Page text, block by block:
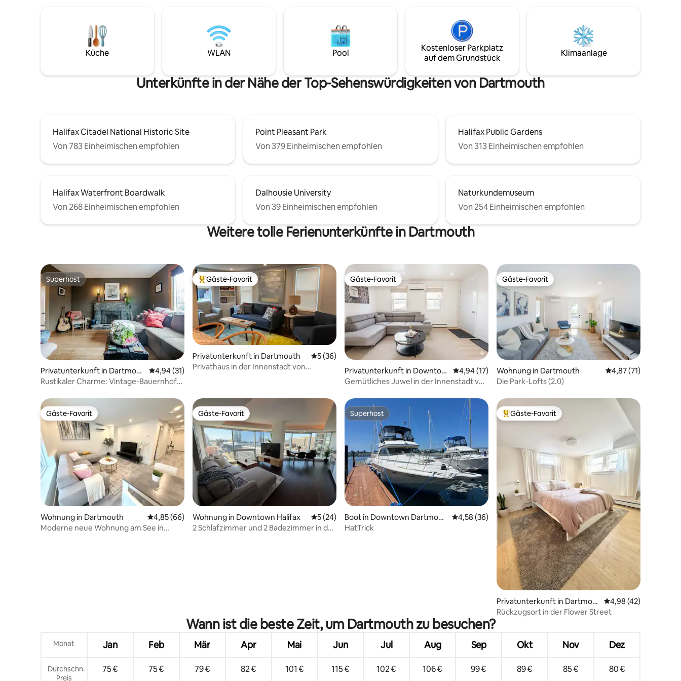
Internetzugang, Smart-TV, eine
übergroße Dusche, eine individuelle
Küchenzeile mit Mikrowelle,
In der Nähe von Shubie-Wanderwegen
und Einkaufsmöglichkeiten.
Küche WLAN Pool
Kostenloser Parkplatz
auf dem Grundstück
Klimaanlage
Unterkünfte in der Nähe der Top-Sehenswürdigkeiten von Dartmouth
Halifax Citadel National Historic Site
Von 783 Einheimischen empfohlen
Point Pleasant Park
Von 379 Einheimischen empfohlen
Halifax Public Gardens
Von 313 Einheimischen empfohlen
Halifax Waterfront Boardwalk
Von 268 Einheimischen empfohlen
Dalhousie University
Von 39 Einheimischen empfohlen
Naturkundemuseum
Von 254 Einheimischen empfohlen
Weitere tolle Ferienunterkünfte in Dartmouth
Superhost
Superhost
Privatunterkunft in Dartmout
h
Durchschnittliche Bewertung: 4,94 von 5, 31 Bewertungen
4,94 (31)
Rustikaler Charme: Vintage-Bauernhof-
Beliebter Gäste-Favorit.
Gäste-Favorit
Privatunterkunft in Dartmouth Durchschnittliche Bewertung: 5 von 5, 36 Bewertungen
5 (36)
Privathaus in der Innenstadt von
Gäste-Favorit
Gäste-Favorit
Privatunterkunft in Downtow
n Dartmouth
Durchschnittliche Bewertung: 4,94 von 5, 17 Bewertungen
4,94 (17)
Gemütliches Juwel in der Innenstadt von
Gäste-Favorit
Gäste-Favorit
Wohnung in Dartmouth Durchschnittliche
4,87 (71)
Die Park-Lofts (2.0)
Gäste-Favorit
Gäste-Favorit
Wohnung in Dartmouth Durchschnittliche Bewertung: 4,85 von 5, 66 Bewertungen
4,85 (66)
Moderne neue Wohnung am See in
Gäste-Favorit
Gäste-Favorit
Wohnung in Downtown Halifax Durchschnittliche Bewertung: 5 von 5, 24 Bewertungen
5 (24)
2 Schlafzimmer und 2 Badezimmer in der
Superhost
Superhost
Boot in Downtown Dartmout
h
Durchschnittliche Bewertung: 4,58 von 5, 36 Bewertungen
4,58 (36)
HatTrick
Beliebter Gäste-Favorit.
Gäste-Favorit
Privatunterkunft in Dartmout
h
Durchschnittliche
4,98 (42)
Rückzugsort in der Flower Street
Wann ist die beste Zeit, um Dartmouth zu besuchen?
Monat Jan Feb Mär Apr Mai Jun Jul Aug Sep Okt Nov Dez
Durchschn.
Preis
75 € 75 € 79 € 82 € 101 € 115 € 102 € 106 € 99 € 89 € 85 € 80 €